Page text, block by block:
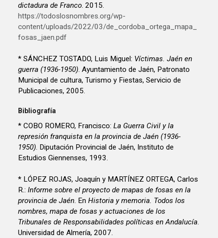
dictadura de Franco. 2015.
https://todoslosnombres.org/wp-
content/uploads/2022/03/de_cordoba_ortega_mapa_
fosas_jaen.pdf
* SÁNCHEZ TOSTADO, Luis Miguel: Víctimas. Jaén en
guerra (1936-1950). Ayuntamiento de Jaén, Patronato
Municipal de cultura, Turismo y Fiestas, Servicio de
Publicaciones, 2005.
Bibliografía
* COBO ROMERO, Francisco:La Guerra Civil y la
represión franquista en la provincia de Jaén (1936-
1950). Diputación Provincial de Jaén, Instituto de
Estudios Giennenses, 1993.
* LÓPEZ ROJAS, Joaquín y MARTÍNEZ ORTEGA, Carlos
R.:Informe sobre el proyecto de mapas de fosas en la
provincia de Jaén. EnHistoria y memoria. Todos los
nombres, mapa de fosas y actuaciones de los
Tribunales de Responsabilidades políticas en Andalucía.
Universidad de Almería, 2007.